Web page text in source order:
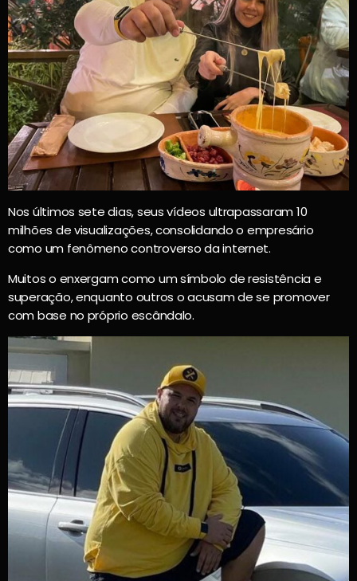
Nos últimos sete dias, seus vídeos ultrapassaram 10
milhões de visualizações, consolidando o empresário
como um fenômeno controverso da internet.
Muitos o enxergam como um símbolo de resistência e
superação, enquanto outros o acusam de se promover
com base no próprio escândalo.